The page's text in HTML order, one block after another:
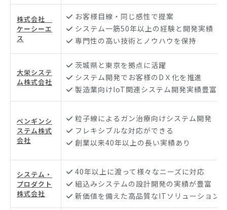
株式会社
ケーシーエ
ス
お客様目線・同じ感性で提案
システム一筋50年以上の経験と開発実績
専門性の高い技術とノウハウを保持
大栄システ
ム株式会社
茨城県と東京を拠点に活躍
システム開発でお客様のDＸ化を推進
製造業向けIoT関連システム開発実績豊富
ペンギンシ
ステム株式
会社
粒子線によるガン治療向けシステム開発
フレキシブルな対応ができる
創業以来40年以上の長い実績あり
システム・
プロダクト
株式会社
40年以上に渡って様々なニーズに対応
組込みシステムの設計開発の実績が豊富
新価値を備えた高品質なITソリューション